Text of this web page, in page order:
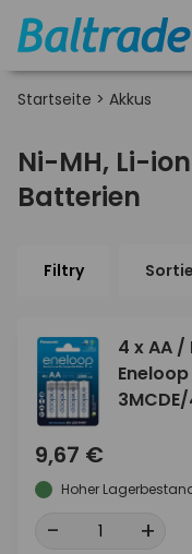
Startseite > Akkus
Ni-MH, Li-
Batterien
Filtry
4 x AA /
9,67 €
Hoher
- +